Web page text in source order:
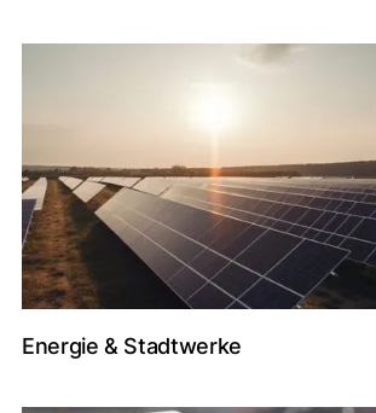
Energie & Stadtwerke